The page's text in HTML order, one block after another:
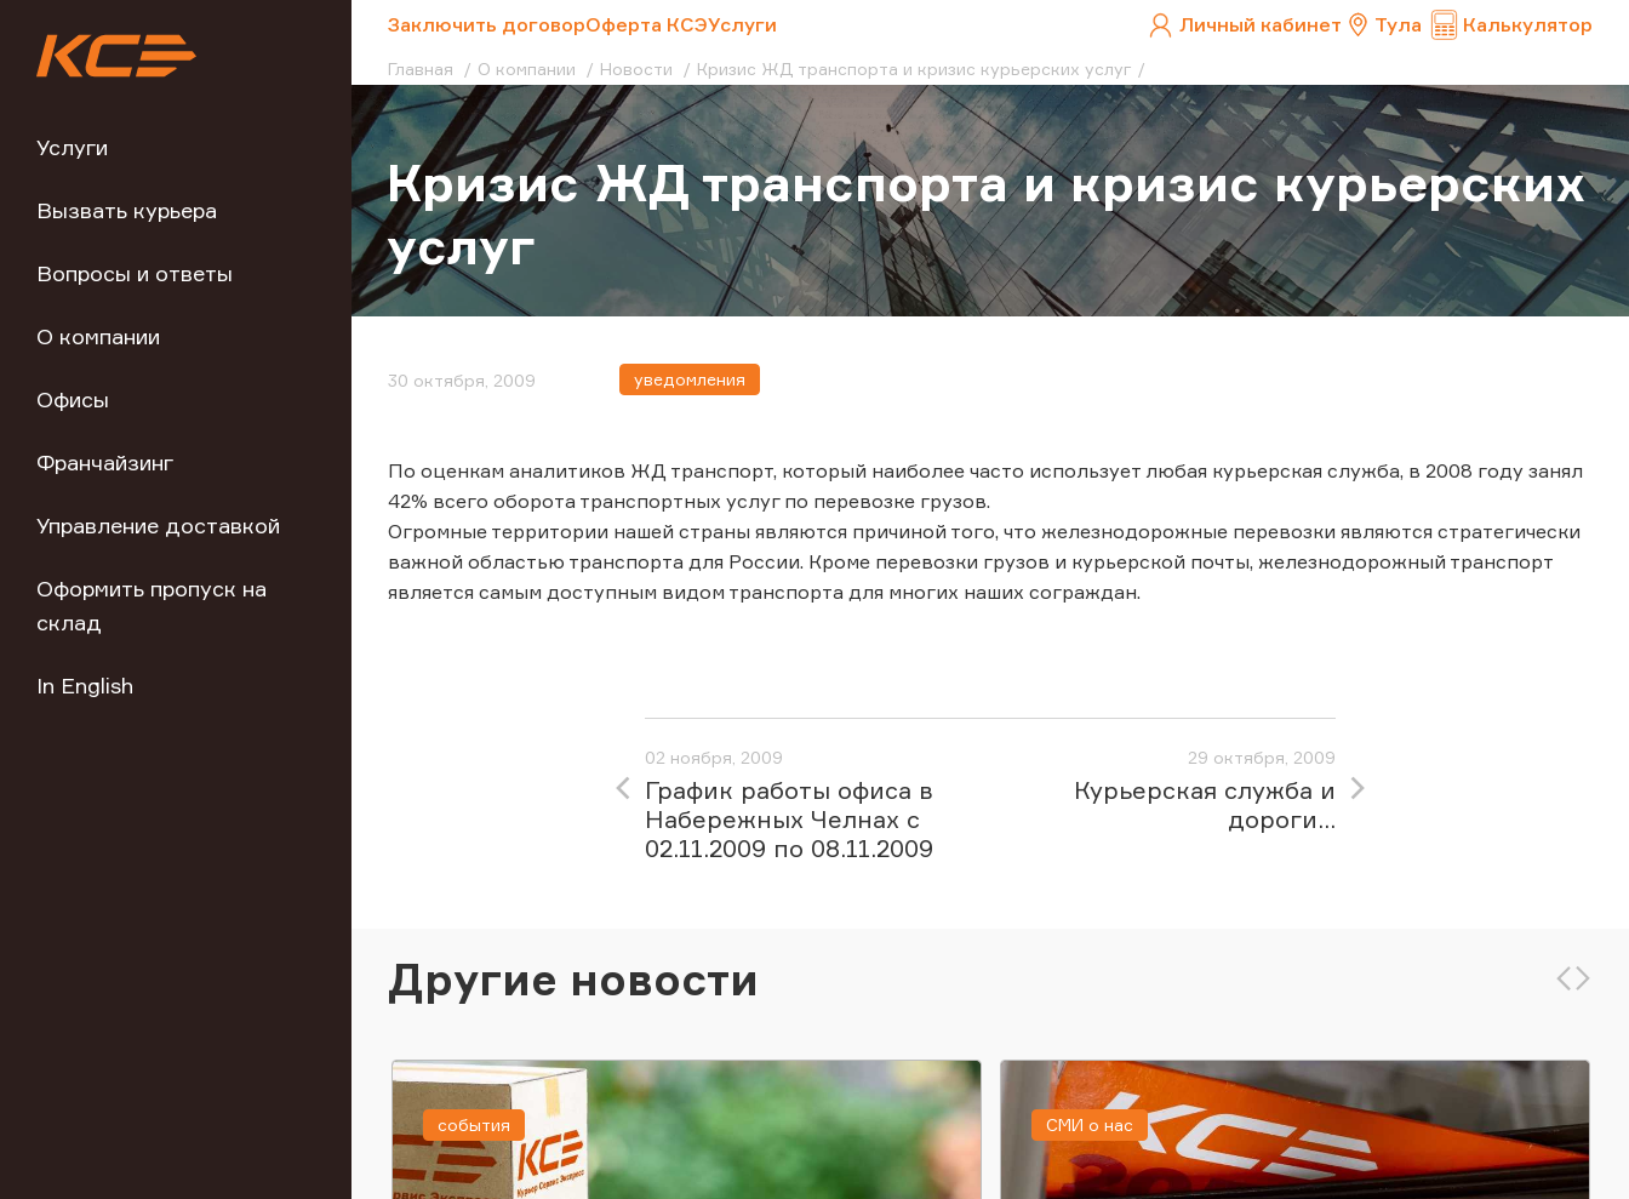
Услуги
Вызвать курьера
Вопросы и ответы
О компании
Офисы
Франчайзинг
Управление доставкой
Оформить пропуск на
склад
In English
Заключить договорОферта КСЭУслуги Личный кабинет Тула Калькулятор
Главная О компании Новости Кризис ЖД транспорта и кризис курьерских услуг
Кризис ЖД транспорта и кризис курьерских
услуг
30 октября, 2009 уведомления
По оценкам аналитиков ЖД транспорт, который наиболее часто использует любая курьерская служба, в 2008 году занял
42% всего оборота транспортных услуг по перевозке грузов.
Огромные территории нашей страны являются причиной того, что железнодорожные перевозки являются стратегически
важной областью транспорта для России. Кроме перевозки грузов и курьерской почты, железнодорожный транспорт
является самым доступным видом транспорта для многих наших сограждан.
02 ноября, 2009
График работы офиса в
Набережных Челнах с
02.11.2009 по 08.11.2009
29 октября, 2009
Курьерская служба и
дороги...
Другие новости
события СМИ о нас